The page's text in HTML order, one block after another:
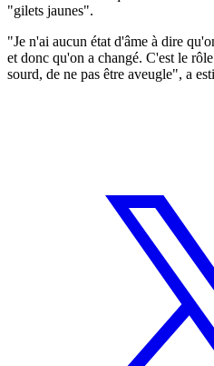
"gilets jaunes".
"Je n'ai aucun état d'âme à dire
et donc qu'on a changé. C'est le
sourd, de ne pas être aveugle", a